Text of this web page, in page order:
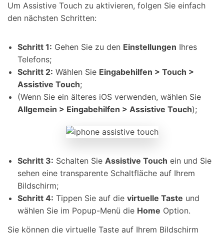
Um Assistive Touch zu aktivieren, folgen Sie einfach
den nächsten Schritten:
Schritt 1: Gehen Sie zu den Einstellungen Ihres
Telefons;
Schritt 2: Wählen Sie Eingabehilfen > Touch >
Assistive Touch;
(Wenn Sie ein älteres iOS verwenden, wählen Sie
Allgemein > Eingabehilfen > Assistive Touch);
Schritt 3: Schalten Sie Assistive Touch ein und Sie
sehen eine transparente Schaltfläche auf Ihrem
Bildschirm;
Schritt 4: Tippen Sie auf die virtuelle Taste und
wählen Sie im Popup-Menü die Home Option.
Sie können die virtuelle Taste auf Ihrem Bildschirm